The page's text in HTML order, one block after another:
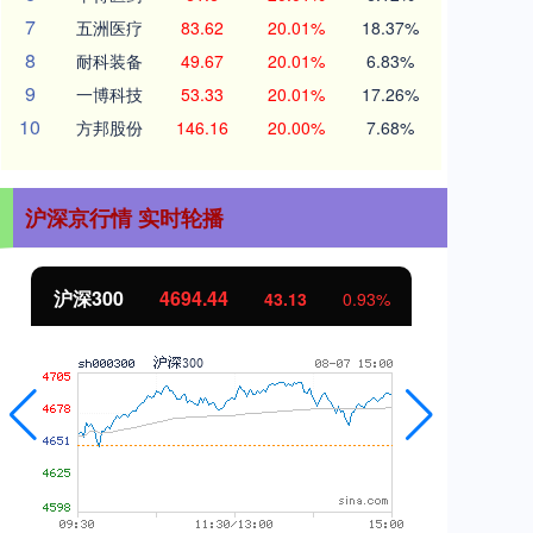
7 五洲医疗 83.62 20.01% 18.37%
8 耐科装备 49.67 20.01% 6.83%
9 一博科技 53.33 20.01% 17.26%
10 方邦股份 146.16 20.00% 7.68%
沪深京行情 实时轮播
沪深300 4694.44 43.13 0.93%